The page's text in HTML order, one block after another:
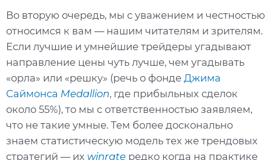
Во вторую очередь, мы с уважением и честностью
относимся к вам — нашим читателям и зрителям.
Если лучшие и умнейшие трейдеры угадывают
направление цены чуть лучше, чем угадывать
«орла» или «решку» (речь о фонде Джима
Саймонса Medallion, где прибыльных сделок
около 55%), то мы с ответственностью заявляем,
что не такие умные. Тем более досконально
знаем статистическую модель тех же трендовых
стратегий — их winrate редко когда на практике